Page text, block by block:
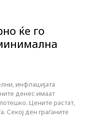
ќе го
инфлацијата
денес имаат
Цените растат,
Секој ден граѓаните